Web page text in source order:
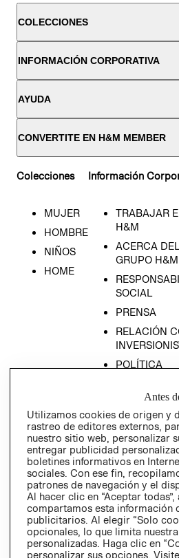
COLECCIONES
INFORMACIÓN CORPORATIVA
AYUDA
CONVERTITE EN H&M MEMBER
Colecciones
MUJER
HOMBRE
NIÑOS
HOME
Información
TRABAJAR
H&M
ACERCA DEL
GRUPO H&M
SOCIAL
PRENSA
RELACIÓN
POLÍTICA
Antes
Utilizamos cookies de origen y
rastreo de editores externos,
nuestro sitio web, personalizar
entregar publicidad
boletines informativos en
sociales. Con ese fin,
patrones de navegación y el
Al hacer clic en “Aceptar
compartamos esta información
publicitarios. Al elegir “Solo
opcionales, lo que limita
personalizadas. Haga clic en
personalizar sus opciones.